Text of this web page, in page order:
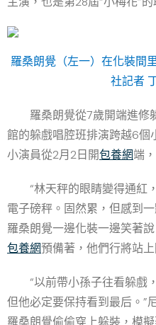
羅桑朗覺（左一）在化裝間
社記者
羅桑朗覺從7歲開端進修
館的躲戲唱腔班排演跨越6個
小演員從2月2日開包養網端
“林天秤的眼睛變得通紅
電子磅秤。固然累，但感到
羅桑朗覺一邊化裝一邊笑著
包養網預備著，他們行將站
“以前帶小孫子往看躲戲
但他必定要保持看到最后。”
羅桑朗覺偷偷穿上躲裝，模